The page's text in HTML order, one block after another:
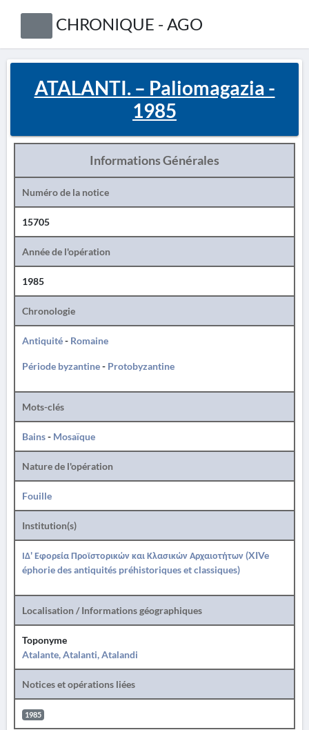
CHRONIQUE - AGO
ATALANTI. – Paliomagazia -
1985
Informations Générales
Numéro de la notice
15705
Année de l'opération
1985
Chronologie
Antiquité- Romaine
Période byzantine- Protobyzantine
Mots-clés
Bains- Mosaïque
Nature de l'opération
Fouille
Institution(s)
ΙΔ' Εφορεία Προϊστορικών και Κλασικών Αρχαιοτήτων (XIVe
éphorie des antiquités préhistoriques et classiques)
Localisation / Informations géographiques
Toponyme
Atalante, Atalanti, Atalandi
Notices et opérations liées
1985